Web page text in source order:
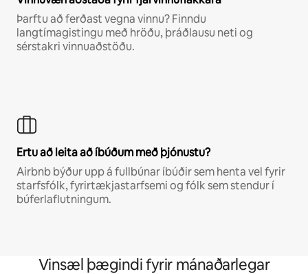
Þarftu að ferðast vegna vinnu? Finndu
langtímagistingu með hröðu, þráðlausu neti og
sérstakri vinnuaðstöðu.
Ertu að leita að íbúðum með þjónustu?
Airbnb býður upp á fullbúnar íbúðir sem henta vel fyrir
starfsfólk, fyrirtækjastarfsemi og fólk sem stendur í
búferlaflutningum.
Vinsæl þægindi fyrir mánaðarlegar